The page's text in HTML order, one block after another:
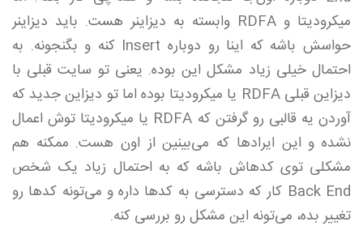
میکرودیتا و RDFA وابسته به دیزاینر هست. باید دیزاینر
حواسش باشه که اینا رو دوباره Insert کنه و بگنجونه. به
احتمال خیلی زیاد مشکل این بوده. یعنی تو سایت قبلی با
دیزاین قبلی RDFA یا میکرودیتا بوده اما تو دیزاین جدید که
آوردن یه قالبی رو گرفتن که RDFA یا میکرودیتا توش اعمال
نشده و این ایرادها که می‌بینین از اون هست. ممکنه هم
مشکلی توی کدهاش باشه که به احتمال زیاد یک شخص
Back End کار که دسترسی به کدها داره و می‌تونه کدها رو
تغییر بده، می‌تونه این مشکل رو بررسی کنه.